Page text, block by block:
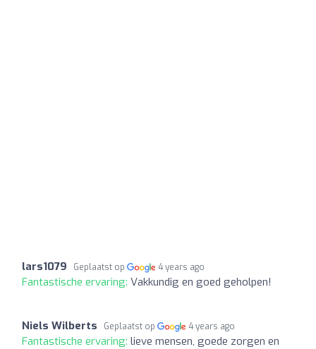
lars1079 Geplaatst op 4 years ago
Fantastische ervaring: Vakkundig en goed geholpen!
Niels Wilberts Geplaatst op 4 years ago
Fantastische ervaring: lieve mensen, goede zorgen en